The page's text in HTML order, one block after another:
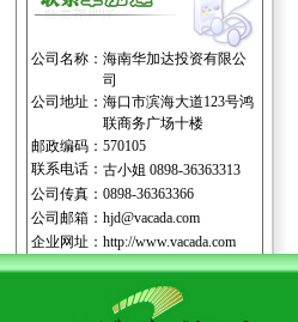
公司名称： 海南华加达投资有限公
司
公司地址： 海口市滨海大道123号鸿
联商务广场十楼
邮政编码： 570105
联系电话： 古小姐 0898-36363313
公司传真： 0898-36363366
公司邮箱： hjd@vacada.com
企业网址： http://www.vacada.com